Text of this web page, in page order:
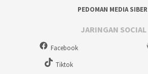
PEDOMAN MEDIA SIBER
JARINGAN SOCIAL
Facebook
Tiktok